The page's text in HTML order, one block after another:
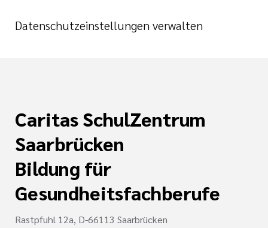
Datenschutzeinstellungen verwalten
Caritas SchulZentrum
Saarbrücken
Bildung für
Gesundheitsfachberufe
Rastpfuhl 12a, D-66113 Saarbrücken